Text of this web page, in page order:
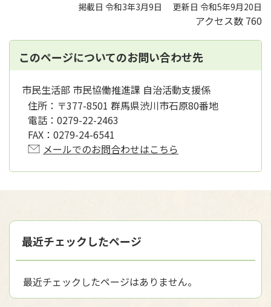
掲載日 令和3年3月9日 更新日 令和5年9月20日
アクセス数 760
このページについてのお問い合わせ先
市民生活部 市民協働推進課 自治活動支援係
住所： 〒377-8501 群馬県渋川市石原80番地
電話： 0279-22-2463
FAX： 0279-24-6541
メールでのお問合わせはこちら
最近チェックしたページ
最近チェックしたページはありません。